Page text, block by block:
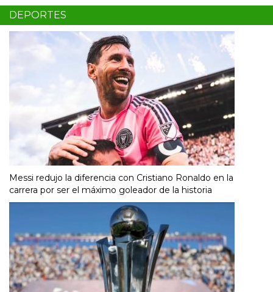
DEPORTES
Messi redujo la diferencia con Cristiano Ronaldo en la
carrera por ser el máximo goleador de la historia